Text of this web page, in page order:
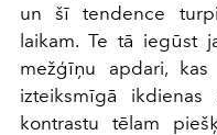
un šī tendence
laikam. Te tā iegūst
mežģīņu apdari,
izteiksmīgā
kontrastu tēlam